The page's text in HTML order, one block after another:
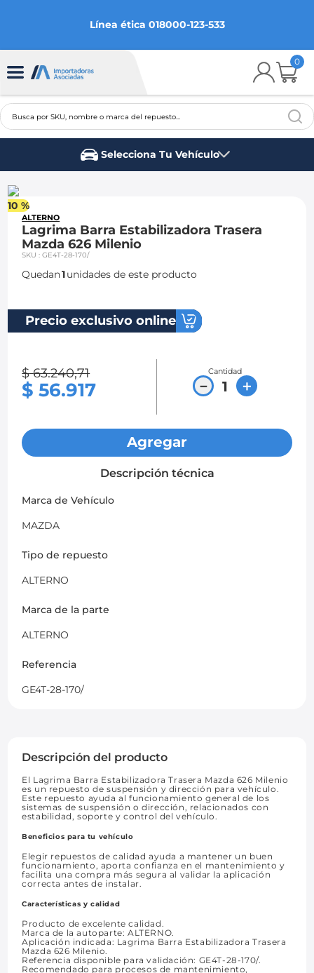
Línea ética 018000-123-533
0
Busca por SKU, nombre o marca del repuesto...
Selecciona Tu Vehículo
10 %
ALTERNO
Lagrima Barra Estabilizadora Trasera
Mazda 626 Milenio
SKU:GE4T-28-170/
Quedan1unidades de este producto
Precio exclusivo online
$ 63.240,71
$ 56.917
Cantidad
＋
－
Agregar
Descripción técnica
Marca de Vehículo
MAZDA
Tipo de repuesto
ALTERNO
Marca de la parte
ALTERNO
Referencia
GE4T-28-170/
Descripción del producto
El Lagrima Barra Estabilizadora Trasera Mazda 626 Milenio
es un repuesto de suspensión y dirección para vehículo.
Este repuesto ayuda al funcionamiento general de los
sistemas de suspensión o dirección, relacionados con
estabilidad, soporte y control del vehículo.
Beneficios para tu vehículo
Elegir repuestos de calidad ayuda a mantener un buen
funcionamiento, aporta confianza en el mantenimiento y
facilita una compra más segura al validar la aplicación
correcta antes de instalar.
Características y calidad
Producto de excelente calidad.
Marca de la autoparte: ALTERNO.
Aplicación indicada: Lagrima Barra Estabilizadora Trasera
Mazda 626 Milenio.
Referencia disponible para validación: GE4T-28-170/.
Recomendado para procesos de mantenimiento,
2
3.
spark gt
ford fiesta
7.
sail
10. chevrolet sail